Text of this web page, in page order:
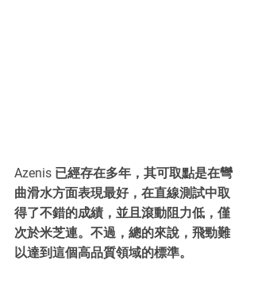
Azenis 已經存在多年，其可取點是在彎
曲滑水方面表現最好，在直線測試中取
得了不錯的成績，並且滾動阻力低，僅
次於米芝連。不過，總的來說，飛勁難
以達到這個高品質領域的標準。